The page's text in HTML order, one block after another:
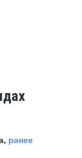
ранее